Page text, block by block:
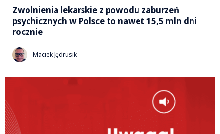
Zwolnienia lekarskie z powodu zaburzeń
psychicznych w Polsce to nawet 15,5 mln dni
rocznie
Maciek Jędrusik